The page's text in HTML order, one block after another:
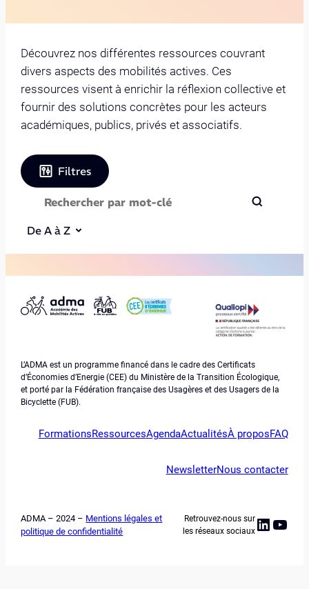
Découvrez nos différentes ressources couvrant
divers aspects des mobilités actives. Ces
ressources visent à enrichir la réflexion collective et
fournir des solutions concrètes pour les acteurs
académiques, publics, privés et associatifs.
Filtres
De A à Z
L’ADMA est un programme financé dans le cadre des Certificats
d’Économies d’Energie (CEE) du Ministère de la Transition Écologique,
et porté par la Fédération française des Usagères et des Usagers de la
Bicyclette (FUB).
FormationsRessourcesAgendaActualitésÀ proposFAQ
NewsletterNous contacter
ADMA – 2024 – Mentions légales et
politique de confidentialité
Retrouvez-nous sur
les réseaux sociaux